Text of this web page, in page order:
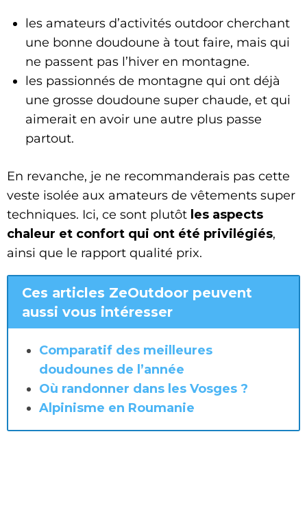
les amateurs d’activités outdoor cherchant
une bonne doudoune à tout faire, mais qui
ne passent pas l’hiver en montagne.
les passionnés de montagne qui ont déjà
une grosse doudoune super chaude, et qui
aimerait en avoir une autre plus passe
partout.
En revanche, je ne recommanderais pas cette
veste isolée aux amateurs de vêtements super
techniques. Ici, ce sont plutôt les aspects
chaleur et confort qui ont été privilégiés,
ainsi que le rapport qualité prix.
Ces articles ZeOutdoor peuvent
aussi vous intéresser
Comparatif des meilleures
doudounes de l’année
Où randonner dans les Vosges ?
Alpinisme en Roumanie